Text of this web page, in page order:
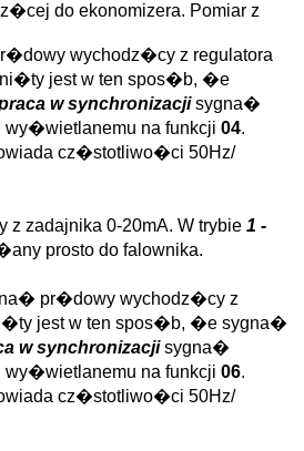
do ekonomizera. Pomiar z
wychodz�cy z regulatora
jest w ten spos�b, �e
w synchronizacjisygna�
na funkcji 04.
cz�stotliwo�ci 50Hz/
zadajnika 0-20mA. W trybie 1 -
prosto do falownika.
pr�dowy wychodz�cy z
jest w ten spos�b, �e sygna�
w synchronizacjisygna�
na funkcji 06.
cz�stotliwo�ci 50Hz/